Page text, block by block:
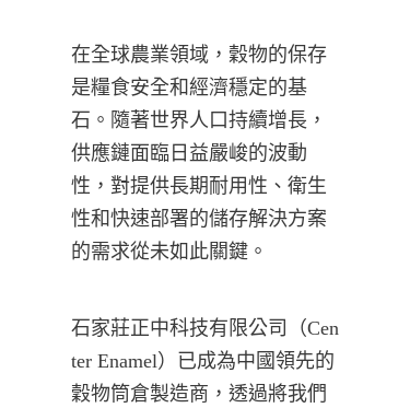
在全球農業領域，穀物的保存
是糧食安全和經濟穩定的基
石。隨著世界人口持續增長，
供應鏈面臨日益嚴峻的波動
性，對提供長期耐用性、衛生
性和快速部署的儲存解決方案
的需求從未如此關鍵。
石家莊正中科技有限公司（Cen
ter Enamel）已成為中國領先的
穀物筒倉製造商，透過將我們